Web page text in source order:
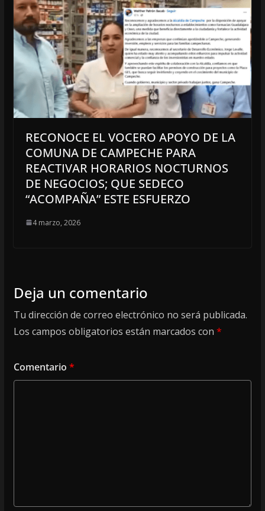
RECONOCE EL VOCERO APOYO DE LA
COMUNA DE CAMPECHE PARA
REACTIVAR HORARIOS NOCTURNOS
DE NEGOCIOS; QUE SEDECO
“ACOMPAÑA” ESTE ESFUERZO
4 marzo, 2026
Deja un comentario
Tu dirección de correo electrónico no será publicada.
Los campos obligatorios están marcados con *
Comentario *